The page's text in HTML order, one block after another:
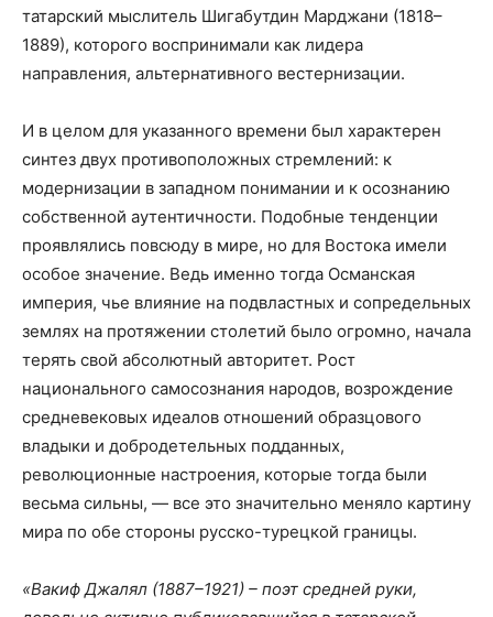
татарский мыслитель Шигабутдин Марджани (1818–
1889), которого воспринимали как лидера
направления, альтернативного вестернизации.
И в целом для указанного времени был характерен
синтез двух противоположных стремлений: к
модернизации в западном понимании и к осознанию
собственной аутентичности. Подобные тенденции
проявлялись повсюду в мире, но для Востока имели
особое значение. Ведь именно тогда Османская
империя, чье влияние на подвластных и сопредельных
землях на протяжении столетий было огромно, начала
терять свой абсолютный авторитет. Рост
национального самосознания народов, возрождение
средневековых идеалов отношений образцового
владыки и добродетельных подданных,
революционные настроения, которые тогда были
весьма сильны, — все это значительно меняло картину
мира по обе стороны русско-турецкой границы.
«Вакиф Джалял (1887–1921) – поэт средней руки,